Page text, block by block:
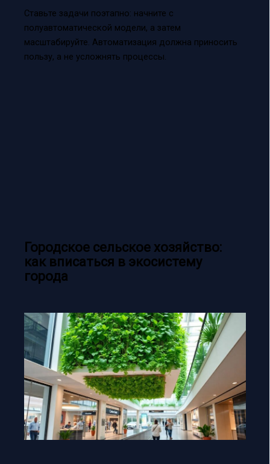
Ставьте задачи поэтапно: начните с
полуавтоматической модели, а затем
масштабируйте. Автоматизация должна приносить
пользу, а не усложнять процессы.
Городское сельское хозяйство:
как вписаться в экосистему
города